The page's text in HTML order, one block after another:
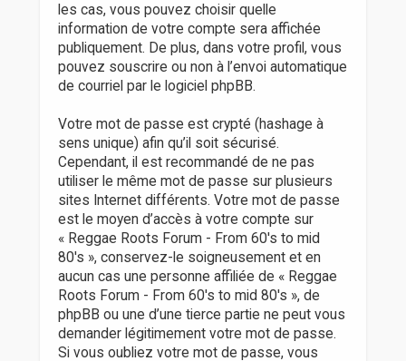
les cas, vous pouvez choisir quelle
information de votre compte sera affichée
publiquement. De plus, dans votre profil, vous
pouvez souscrire ou non à l’envoi automatique
de courriel par le logiciel phpBB.
Votre mot de passe est crypté (hashage à
sens unique) afin qu’il soit sécurisé.
Cependant, il est recommandé de ne pas
utiliser le même mot de passe sur plusieurs
sites Internet différents. Votre mot de passe
est le moyen d’accès à votre compte sur
« Reggae Roots Forum - From 60's to mid
80's », conservez-le soigneusement et en
aucun cas une personne affiliée de « Reggae
Roots Forum - From 60's to mid 80's », de
phpBB ou une d’une tierce partie ne peut vous
demander légitimement votre mot de passe.
Si vous oubliez votre mot de passe, vous